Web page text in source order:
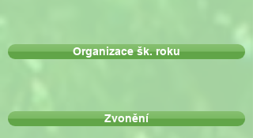
Organizace šk. roku
Zvonění